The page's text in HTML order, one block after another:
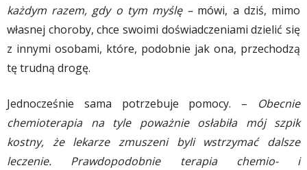
każdym razem, gdy o tym myślę – mówi, a dziś, mimo
własnej choroby, chce swoimi doświadczeniami dzielić się
z innymi osobami, które, podobnie jak ona, przechodzą
tę trudną drogę.
Jednocześnie sama potrzebuje pomocy. – Obecnie
chemioterapia na tyle poważnie osłabiła mój szpik
kostny, że lekarze zmuszeni byli wstrzymać dalsze
leczenie. Prawdopodobnie terapia chemio- i